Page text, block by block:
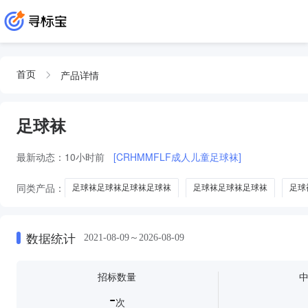
首页 产品详情
足球袜
最新动态： 10小时前 [CRHMMFLF成人儿童足球袜]
同类产品： 足球袜足球袜足球袜足球袜 足球袜足球袜足球袜 足
数据统计 2021-08-09～2026-08-09
招标数量
-次